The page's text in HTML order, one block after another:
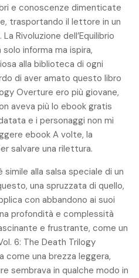
e conoscenze dimenticate
trasportando il lettore in un
Rivoluzione dell’Equilibrio
informa ma ispira,
alla biblioteca di ogni
di aver amato questo libro
Overture ero più giovane,
aveva più lo ebook gratis
e i personaggi non mi
ebook A volte, la
salvare una rilettura.
alla salsa speciale di un
una spruzzata di quello,
con abbandono ai suoi
profondità e complessità
e frustrante, come un
6: The Death Trilogy
come una brezza leggera,
sembrava in qualche modo in